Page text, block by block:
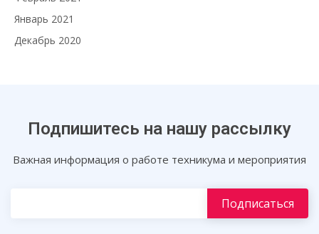
Январь 2021
Декабрь 2020
Подпишитесь на нашу рассылку
Важная информация о работе техникума и мероприятия